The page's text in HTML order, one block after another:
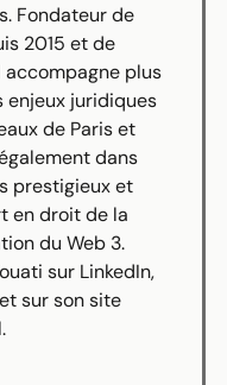
Fondateur de
2015 et de
accompagne plus
juridiques
de Paris et
dans
prestigieux et
en droit de la
du Web 3.
sur LinkedIn,
et surson site
.